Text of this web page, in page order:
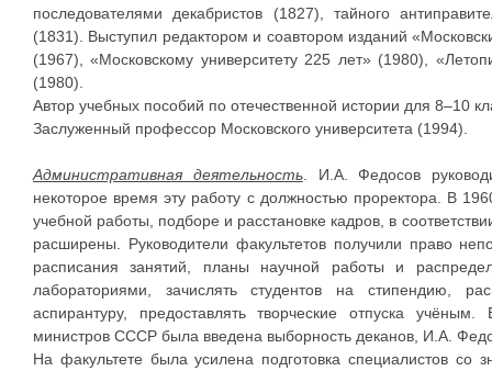
последователями декабристов (1827), тайного
(1831). Выступил редактором и соавтором изданий
(1967), «Московскому университету 225 лет» (1980),
(1980).
Автор учебных пособий по отечественной истории для 8–10
Заслуженный профессор Московского университета (1994).
Административная деятельность. И.А. Федосов
некоторое время эту работу с должностью проректора. В
учебной работы, подборе и расстановке кадров, в
расширены. Руководители факультетов получили право
расписания занятий, планы научной работы и
лабораториями, зачислять студентов на стипендию,
аспирантуру, предоставлять творческие отпуска
министров СССР была введена выборность деканов, И.А.
На факультете была усилена подготовка специалистов со